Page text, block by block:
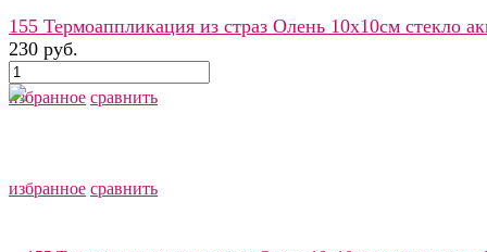
избранное сравнить
избранное сравнить
155 Термоаппликация из страз Олень 10х10см стекло
230 руб.